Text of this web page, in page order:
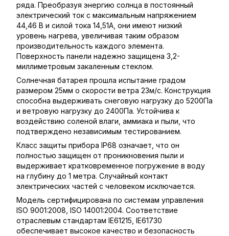
ряда. Преобразуя энергию солнца в постоянный
электрический ток с максимальным напряжением
44,46 В и силой тока 14,51А, они имеют низкий
уровень нагрева, увеличивая таким образом
производительность каждого элемента.
Поверхность панели надежно защищена 3,2-
миллиметровым закаленным стеклом.
Солнечная батарея прошла испытание градом
размером 25мм о скорости ветра 23м/c. Конструкция
способна выдерживать снеговую нагрузку до 5200Па
и ветровую нагрузку до 2400Па. Устойчива к
воздействию соленой влаги, аммиака и пыли, что
подтверждено независимым тестированием.
Класс защиты прибора IP68 означает, что он
полностью защищен от проникновения пыли и
выдерживает кратковременное погружение в воду
на глубину до 1 метра. Случайный контакт
электрических частей с человеком исключается.
Модель сертифицирована по системам управления
ISO 9001:2008, ISO 14001:2004. Соответствие
отраслевым стандартам IE61215, IE61730
обеспечивает высокое качество и безопасность